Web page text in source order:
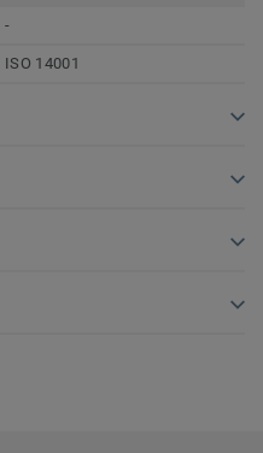
-
ISO 14001